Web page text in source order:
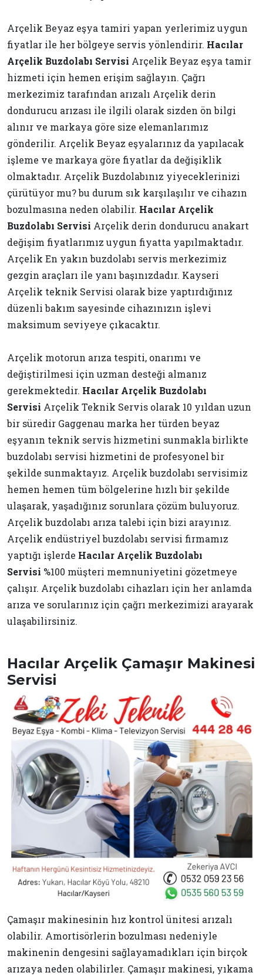
Arçelik Beyaz eşya tamiri yapan yerlerimiz uygun
fiyatlar ile her bölgeye servis yönlendirir. Hacılar
Arçelik Buzdolabı Servisi Arçelik Beyaz eşya tamir
hizmeti için hemen erişim sağlayın. Çağrı
merkezimiz tarafından arızalı Arçelik derin
dondurucu arızası ile ilgili olarak sizden ön bilgi
alınır ve markaya göre size elemanlarımız
gönderilir. Arçelik Beyaz eşyalarınız da yapılacak
işleme ve markaya göre fiyatlar da değişiklik
olmaktadır. Arçelik Buzdolabınız yiyeceklerinizi
çürütüyor mu? bu durum sık karşılaşılır ve cihazın
bozulmasına neden olabilir. Hacılar Arçelik
Buzdolabı Servisi Arçelik derin dondurucu anakart
değişim fiyatlarımız uygun fiyatta yapılmaktadır.
Arçelik En yakın buzdolabı servis merkezimiz
gezgin araçları ile yanı başınızdadır. Kayseri
Arçelik teknik Servisi olarak bize yaptırdığınız
düzenli bakım sayesinde cihazınızın işlevi
maksimum seviyeye çıkacaktır.
Arçelik motorun arıza tespiti, onarımı ve
değiştirilmesi için uzman desteği almanız
gerekmektedir. Hacılar Arçelik Buzdolabı
Servisi Arçelik Teknik Servis olarak 10 yıldan uzun
bir süredir Gaggenau marka her türden beyaz
eşyanın teknik servis hizmetini sunmakla birlikte
buzdolabı servisi hizmetini de profesyonel bir
şekilde sunmaktayız. Arçelik buzdolabı servisimiz
hemen hemen tüm bölgelerine hızlı bir şekilde
ulaşarak, yaşadığınız sorunlara çözüm buluyoruz.
Arçelik buzdolabı arıza talebi için bizi arayınız.
Arçelik endüstriyel buzdolabı servisi firmamız
yaptığı işlerde Hacılar Arçelik Buzdolabı
Servisi %100 müşteri memnuniyetini gözetmeye
çalışır. Arçelik buzdolabı cihazları için her anlamda
arıza ve sorularınız için çağrı merkezimizi arayarak
ulaşabilirsiniz.
Hacılar Arçelik Çamaşır Makinesi
Servisi
Çamaşır makinesinin hız kontrol ünitesi arızalı
olabilir. Amortisörlerin bozulması nedeniyle
makinenin dengesini sağlayamadıkları için birçok
arızaya neden olabilirler. Çamaşır makinesi, yıkama